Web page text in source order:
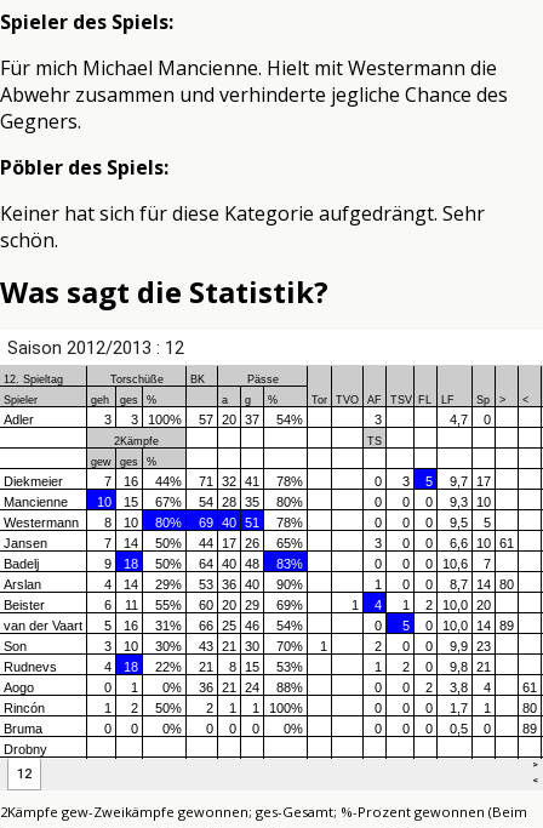
Spieler des Spiels:
Für mich Michael Mancienne. Hielt mit Westermann die
Abwehr zusammen und verhinderte jegliche Chance des
Gegners.
Pöbler des Spiels:
Keiner hat sich für diese Kategorie aufgedrängt. Sehr
schön.
Was sagt die Statistik?
2Kämpfe gew-Zweikämpfe gewonnen; ges-Gesamt; %-Prozent gewonnen (Beim